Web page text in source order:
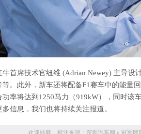
首席技术官纽维 (Adrian Newey) 主导设
。此外，新车还将配备F1赛车中的能量
率将达到1250马力（919kW），同时该
信息，我们也将持续关注报道。
欢迎转载，标注来源： 深圳汽车网 » 冠军团